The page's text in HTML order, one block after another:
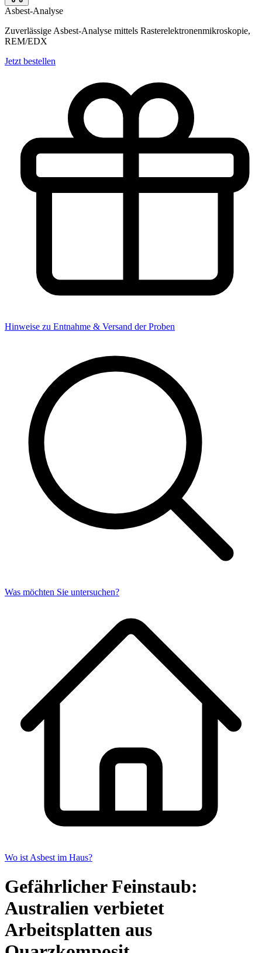
Asbest-Analyse
Zuverlässige Asbest-Analyse mittels Rasterelektronenmikroskopie,
REM/EDX
Jetzt bestellen
Hinweise zu Entnahme & Versand der Proben
Was möchten Sie untersuchen?
Wo ist Asbest im Haus?
Gefährlicher Feinstaub:
Australien verbietet
Arbeitsplatten aus